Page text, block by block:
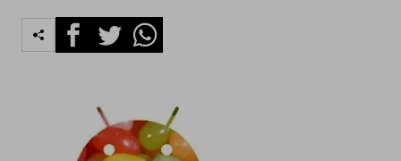
FacebookTwitterWhatsapp